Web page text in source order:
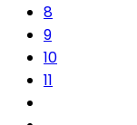
8
9
10
11